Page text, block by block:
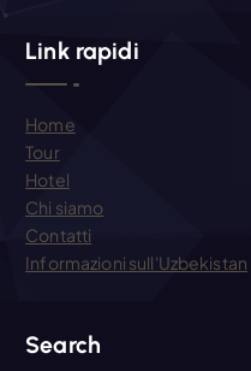
Link rapidi
Home
Tour
Hotel
Chi siamo
Contatti
Informazioni sull'Uzbekistan
Search